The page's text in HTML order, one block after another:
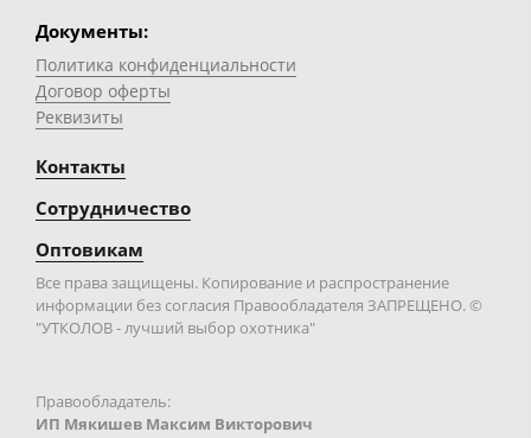
Документы:
Политика конфиденциальности
Договор оферты
Реквизиты
Контакты
Сотрудничество
Оптовикам
Все права защищены. Копирование и распространение
информации без согласия Правообладателя ЗАПРЕЩЕНО. ©
"УТКОЛОВ - лучший выбор охотника"
Правообладатель:
ИП Мякишев Максим Викторович